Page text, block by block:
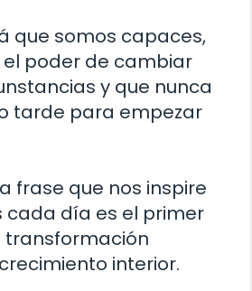
que somos capaces,
poder de cambiar
y que nunca
tarde para empezar
frase que nos inspire
cada día es el primer
transformación
interior.